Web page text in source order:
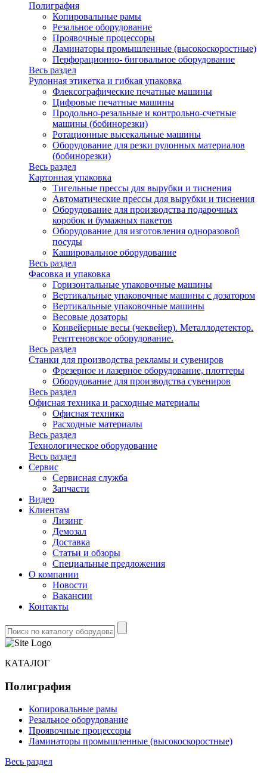
Полиграфия
Копировальные рамы
Резальное оборудование
Проявочные процессоры
Ламинаторы промышленные (высокоскоростные)
Перфорационно- биговальное оборудование
Весь раздел
Рулонная этикетка и гибкая упаковка
Флексографические печатные машины
Цифровые печатные машины
Продольно-резальные и контрольно-счетные
машины (бобинорезки)
Ротационные высекальные машины
Оборудование для резки рулонных материалов
(бобинорезки)
Весь раздел
Картонная упаковка
Тигельные прессы для вырубки и тиснения
Автоматические прессы для вырубки и тиснения
Оборудование для производства подарочных
коробок и бумажных пакетов
Оборудование для изготовления одноразовой
посуды
Кашировальное оборудование
Весь раздел
Фасовка и упаковка
Горизонтальные упаковочные машины
Вертикальные упаковочные машины с дозатором
Вертикальные упаковочные машины
Весовые дозаторы
Конвейерные весы (чеквейер). Металлодетектор.
Рентгеновское оборудование.
Весь раздел
Станки для производства рекламы и сувениров
Фрезерное и лазерное оборудование, плоттеры
Оборудование для производства сувениров
Весь раздел
Офисная техника и расходные материалы
Офисная техника
Расходные материалы
Весь раздел
Технологическое оборудование
Весь раздел
Сервис
Сервисная служба
Запчасти
Видео
Клиентам
Лизинг
Демозал
Доставка
Статьи и обзоры
Специальные предложения
О компании
Новости
Вакансии
Контакты
КАТАЛОГ
Полиграфия
Копировальные рамы
Резальное оборудование
Проявочные процессоры
Ламинаторы промышленные (высокоскоростные)
Весь раздел